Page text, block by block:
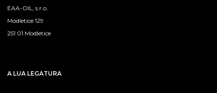
EAA-OIL, s.r.o.
Modletice 129
251 01 Modletice
A LUA LEGATURA